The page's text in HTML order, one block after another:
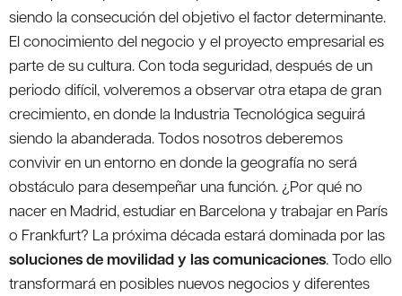
siendo la consecución del objetivo el factor determinante.
El conocimiento del negocio y el proyecto empresarial es
parte de su cultura. Con toda seguridad, después de un
periodo difícil, volveremos a observar otra etapa de gran
crecimiento, en donde la Industria Tecnológica seguirá
siendo la abanderada. Todos nosotros deberemos
convivir en un entorno en donde la geografía no será
obstáculo para desempeñar una función. ¿Por qué no
nacer en Madrid, estudiar en Barcelona y trabajar en París
o Frankfurt? La próxima década estará dominada por las
soluciones de movilidad y las comunicaciones. Todo ello
transformará en posibles nuevos negocios y diferentes